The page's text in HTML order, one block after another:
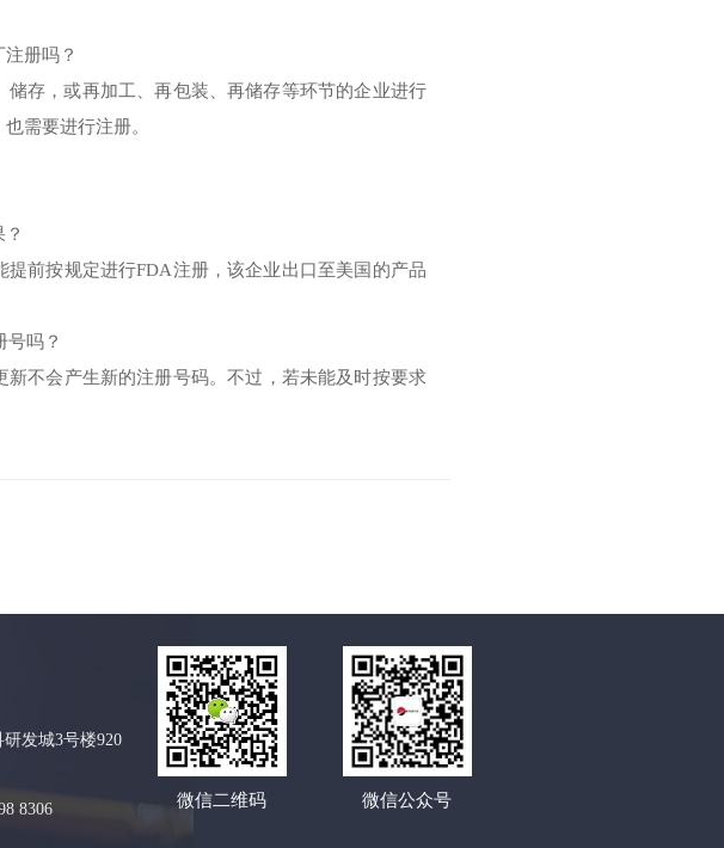
册吗？
存，或再加工、再包装、再储存等环节的企业进行
需要进行注册。
前按规定进行FDA注册，该企业出口至美国的产品
吗？
不会产生新的注册号码。不过，若未能及时按要求
发城3号楼920
8306
微信二维码 微信公众号